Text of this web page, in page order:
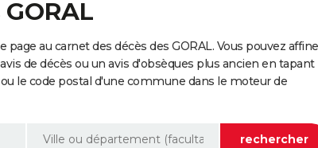
au carnet des décès des GORAL. Vous pouvez
de décès ou un avis d'obsèques plus ancien en tapant
le code postal d'une commune dans le moteur de